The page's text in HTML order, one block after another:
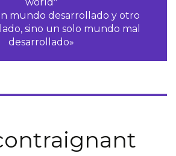
mundo desarrollado y otro
sino un solo mundo mal
desarrollado»